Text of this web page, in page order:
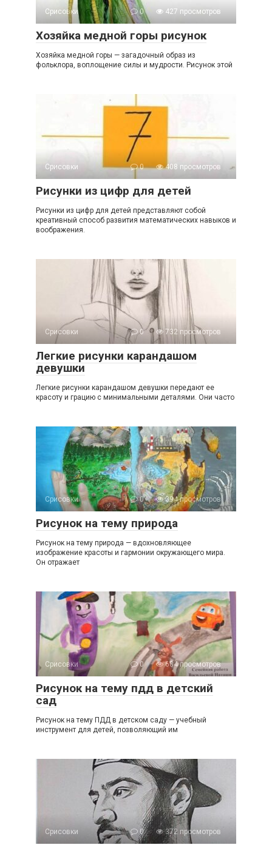
Срисовки 0 427 просмотров
Хозяйка медной горы рисунок
Хозяйка медной горы — загадочный образ из
фольклора, воплощение силы и мудрости. Рисунок этой
Срисовки 0 408 просмотров
Рисунки из цифр для детей
Рисунки из цифр для детей представляют собой
креативный способ развития математических навыков и
воображения.
Срисовки 0 732 просмотров
Легкие рисунки карандашом
девушки
Легкие рисунки карандашом девушки передают ее
красоту и грацию с минимальными деталями. Они часто
Срисовки 0 394 просмотров
Рисунок на тему природа
Рисунок на тему природа — вдохновляющее
изображение красоты и гармонии окружающего мира.
Он отражает
Срисовки 0 634 просмотров
Рисунок на тему пдд в детский
сад
Рисунок на тему ПДД в детском саду — учебный
инструмент для детей, позволяющий им
Срисовки 0 372 просмотров